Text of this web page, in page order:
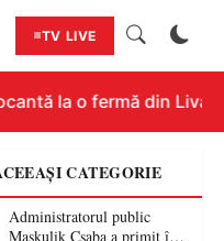
TV LIVE
la o fermă din
CATEGORIE
Administratorul public
Maskulik Csaba a primit în